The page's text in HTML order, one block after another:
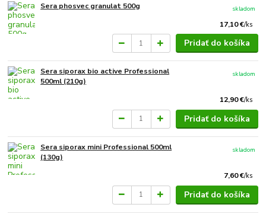
Sera phosvec granulat 500g
17,10 €/ks
skladom
Pridať do košíka
Sera siporax bio active Professional
500ml (210g)
12,90 €/ks
skladom
Pridať do košíka
Sera siporax mini Professional 500ml
(130g)
7,60 €/ks
skladom
Pridať do košíka